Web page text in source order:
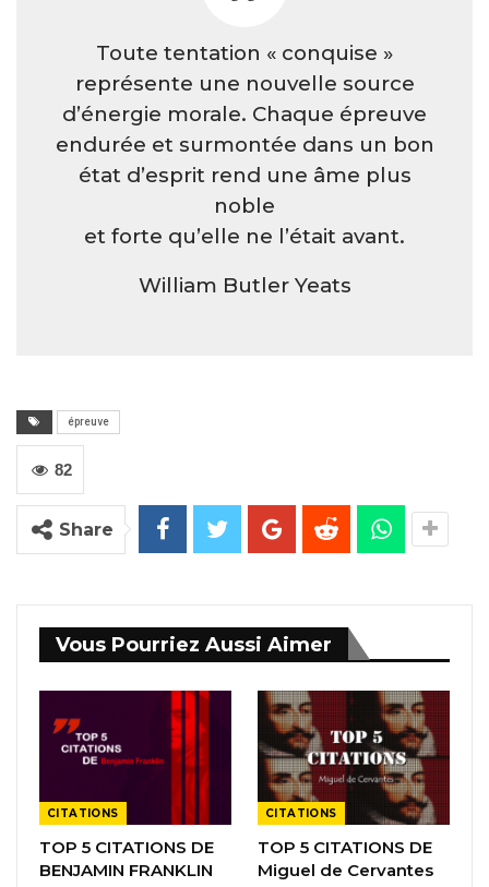
Toute tentation « conquise »
représente une nouvelle source
d’énergie morale. Chaque épreuve
endurée et surmontée dans un bon
état d’esprit rend une âme plus
noble
et forte qu’elle ne l’était avant.
William Butler Yeats
épreuve
82
Share
Vous Pourriez Aussi Aimer
CITATIONS
TOP 5 CITATIONS DE
BENJAMIN FRANKLIN
CITATIONS
TOP 5 CITATIONS DE
Miguel de Cervantes